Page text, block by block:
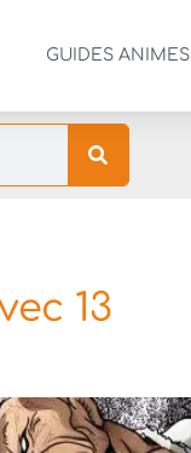
GUIDES ANIMES
13